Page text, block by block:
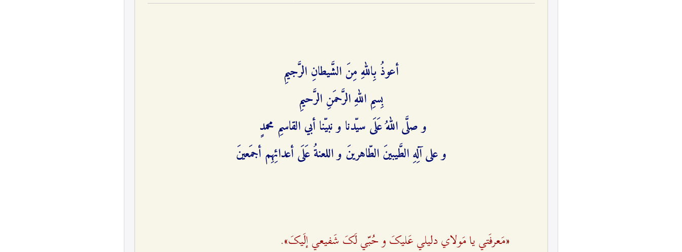
أعوذُ بِاللهِ مِنَ الشَّیطانِ الرَّجیمِ
بِسمِ اللهِ الرَّحمَنِ الرَّحیمِ
و صلَّی اللهُ عَلَی سیّدنا و نبیّنا أبي ‌القاسمِ محمدٍ
و علی آلِهِ الطَّیبینَ الطّاهرینَ و اللعنةُ عَلَی أعدائِهِم أجمَعینَ
«مَعرفَتي یا مَولاي دليلي عَليکَ و حُبّي لَکَ شَفيعي إلَيکَ».